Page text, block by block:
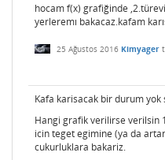
hocam f(x) grafiğinde
yerleremı bakacaz.kafam
25 Ağustos 2016 Kimyager
Kafa karisacak bir durum
Hangi grafik verilirse
icin teget egimine (ya da
cukurluklara bakariz.